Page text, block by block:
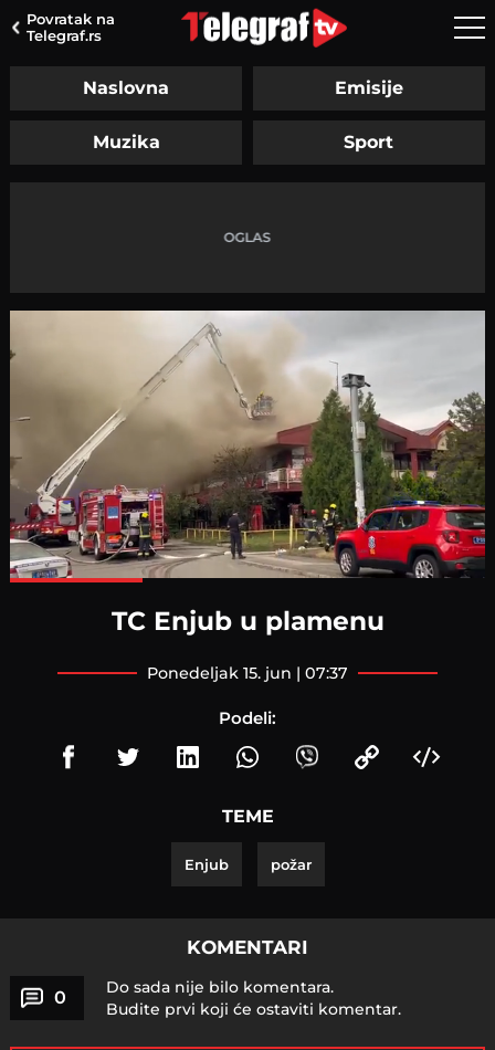
Povratak na
Telegraf.rs
Naslovna Emisije
Muzika Sport
TC Enjub u plamenu
ponedeljak 15. jun | 07:37
Podeli:
TEME
Enjub požar
KOMENTARI
0
Do sada nije bilo komentara.
Budite prvi koji će ostaviti komentar.